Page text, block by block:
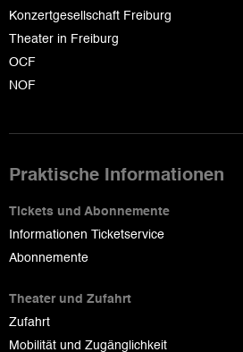
Konzertgesellschaft Freiburg
Theater in Freiburg
OCF
NOF
Praktische Informationen
Tickets und Abonnemente
Informationen Ticketservice
Abonnemente
Theater und Zufahrt
Zufahrt
Mobilität und Zugänglichkeit